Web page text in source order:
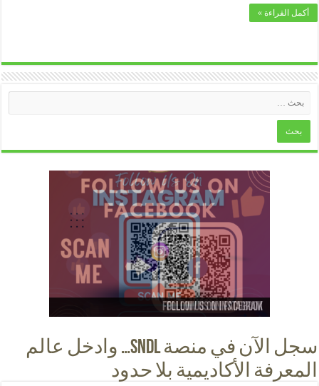
أكمل القراءة »
Follow us on facebook
Follow us on instagram
Follow us on Tiktok
Follow us on Youtube
سجل الآن في منصة SNDL… وادخل عالم
المعرفة الأكاديمية بلا حدود